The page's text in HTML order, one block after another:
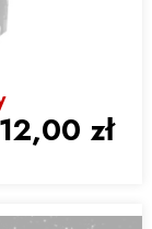
12,00 zł